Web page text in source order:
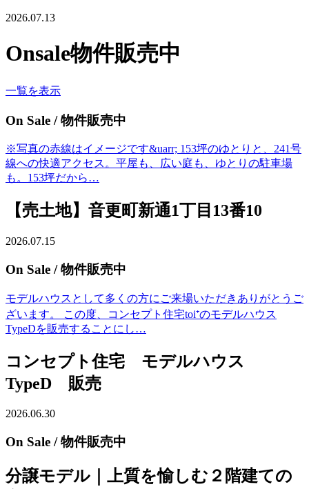
2026.07.13
Onsale物件販売中
一覧を表示
On Sale / 物件販売中
※写真の赤線はイメージです&uarr; 153坪のゆとりと、241号
線への快適アクセス。平屋も、広い庭も、ゆとりの駐車場
も。153坪だから…
【売土地】音更町新通1丁目13番10
2026.07.15
On Sale / 物件販売中
モデルハウスとして多くの方にご来場いただきありがとうご
ざいます。 この度、コンセプト住宅toi⁺のモデルハウス
TypeDを販売することにし…
コンセプト住宅 モデルハウス
TypeD 販売
2026.06.30
On Sale / 物件販売中
分譲モデル｜上質を愉しむ２階建ての